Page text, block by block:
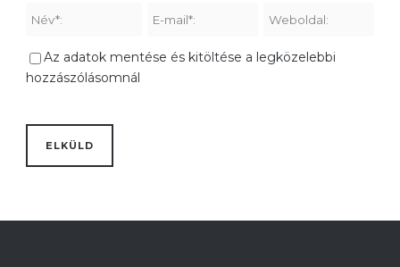
Az adatok mentése és kitöltése a legközelebbi
hozzászólásomnál